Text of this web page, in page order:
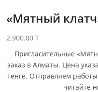
«Мятный
2,900.00₸
Пригласительные
заказ в Алматы. Цена
тенге. Отправляем
читайте